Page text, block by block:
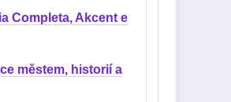
Completa, Akcent e
městem, historií a